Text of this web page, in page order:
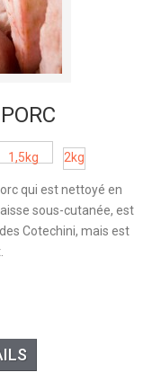
1,5kg 2kg
qui est nettoyé en
sous-cutanée, est
Cotechini, mais est